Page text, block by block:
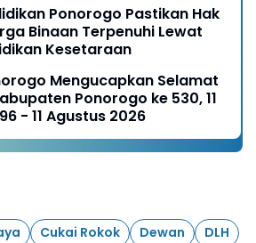
Ponorogo Pastikan Hak
Binaan Terpenuhi Lewat
Kesetaraan
Mengucapkan Selamat
Ponorogo ke 530, 11
- 11 Agustus 2026
Cukai Rokok Dewan
DLH